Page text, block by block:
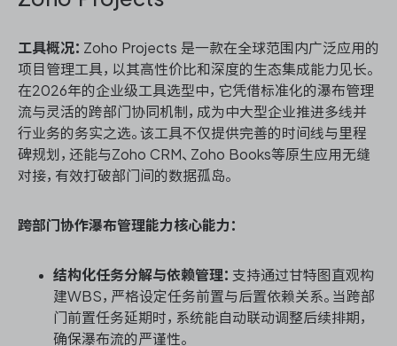
工具概况： Zoho Projects 是一款在全球范围内广泛应用的
项目管理工具，以其高性价比和深度的生态集成能力见长。
在2026年的企业级工具选型中，它凭借标准化的瀑布管理
流与灵活的跨部门协同机制，成为中大型企业推进多线并
行业务的务实之选。该工具不仅提供完善的时间线与里程
碑规划，还能与Zoho CRM、Zoho Books等原生应用无缝
对接，有效打破部门间的数据孤岛。
跨部门协作瀑布管理能力核心能力：
结构化任务分解与依赖管理： 支持通过甘特图直观构
建WBS，严格设定任务前置与后置依赖关系。当跨部
门前置任务延期时，系统能自动联动调整后续排期，
确保瀑布流的严谨性。